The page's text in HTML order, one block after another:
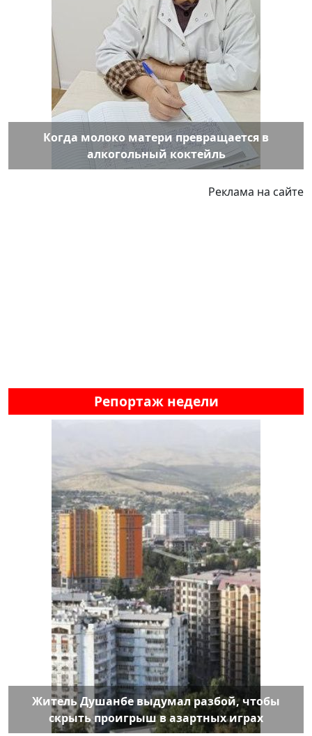
Когда молоко матери превращается в
алкогольный коктейль
Реклама на сайте
Репортаж недели
Житель Душанбе выдумал разбой, чтобы
скрыть проигрыш в азартных играх